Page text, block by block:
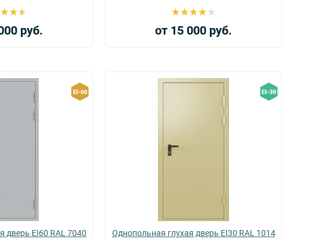
руб. от 15 000 руб.
дверь EI60 RAL 7040
Однопольная глухая дверь EI30 RAL 1014